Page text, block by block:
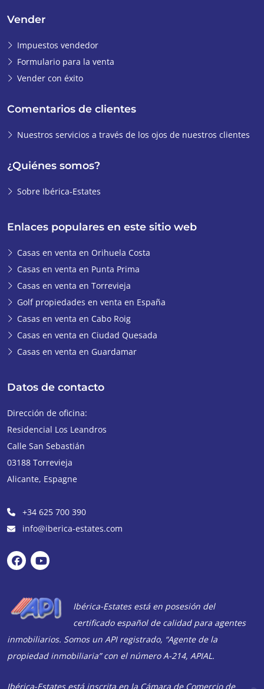
Enlaces populares en este sitio web
Casas en venta en Orihuela Costa
Casas en venta en Punta Prima
Casas en venta en Torrevieja
Golf propiedades en venta en España
Casas en venta en Cabo Roig
Casas en venta en Ciudad Quesada
Casas en venta en Guardamar
Vender
Impuestos vendedor
Formulario para la venta
Vender con éxito
Comentarios de clientes
Nuestros servicios a través de los ojos de nuestros clientes
¿Quiénes somos?
Sobre Ibérica-Estates
Datos de contacto
Dirección de oficina:
Residencial Los Leandros
Calle San Sebastián
03188 Torrevieja
Alicante, Espagne
+34 625 700 390
info@iberica-estates.com
Ibérica-Estates está en posesión del
certificado español de calidad para agentes
inmobiliarios. Somos un API registrado, “Agente de la
propiedad inmobiliaria” con el número A-214, APIAL.
Ibérica-Estates está inscrita en la Cámara de Comercio de